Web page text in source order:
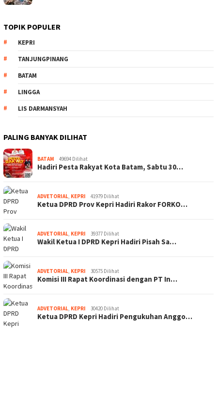
TOPIK POPULER
KEPRI
TANJUNGPINANG
BATAM
LINGGA
LIS DARMANSYAH
PALING BANYAK DILIHAT
BATAM 49694 Dilihat
Hadiri Pesta Rakyat Kota Batam, Sabtu 30…
ADVETORIAL KEPRI 41979 Dilihat
Ketua DPRD Prov Kepri Hadiri Rakor FORKO…
ADVETORIAL KEPRI 39377 Dilihat
Wakil Ketua I DPRD Kepri Hadiri Pisah Sa…
ADVETORIAL KEPRI 30575 Dilihat
Komisi III Rapat Koordinasi dengan PT In…
ADVETORIAL KEPRI 30420 Dilihat
Ketua DPRD Kepri Hadiri Pengukuhan Anggo…